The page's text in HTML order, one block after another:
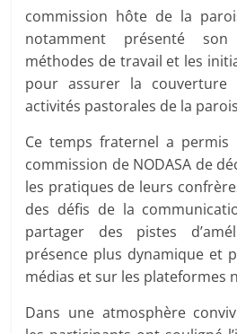
commission hôte de la
notamment présenté
méthodes de travail et les
pour assurer la
activités pastorales de la
Ce temps fraternel a
commission de NODASA de
les pratiques de leurs
des défis de la
partager des pistes
présence plus dynamique et
médias et sur les plateformes
Dans une atmosphère